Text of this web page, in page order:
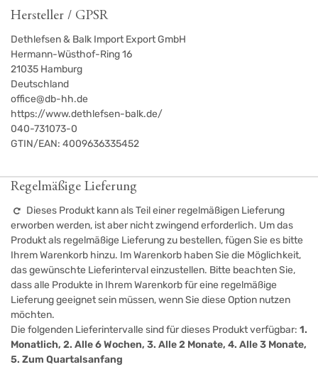
Hersteller / GPSR
Dethlefsen & Balk Import Export GmbH
Hermann-Wüsthof-Ring 16
21035 Hamburg
Deutschland
office@db-hh.de
https://www.dethlefsen-balk.de/
040-731073-0
GTIN/EAN: 4009636335452
Regelmäßige Lieferung
Dieses Produkt kann als Teil einer regelmäßigen Lieferung
erworben werden, ist aber nicht zwingend erforderlich. Um das
Produkt als regelmäßige Lieferung zu bestellen, fügen Sie es bitte
Ihrem Warenkorb hinzu. Im Warenkorb haben Sie die Möglichkeit,
das gewünschte Lieferinterval einzustellen. Bitte beachten Sie,
dass alle Produkte in Ihrem Warenkorb für eine regelmäßige
Lieferung geeignet sein müssen, wenn Sie diese Option nutzen
möchten.
Die folgenden Lieferintervalle sind für dieses Produkt verfügbar: 1.
Monatlich, 2. Alle 6 Wochen, 3. Alle 2 Monate, 4. Alle 3 Monate,
5. Zum Quartalsanfang